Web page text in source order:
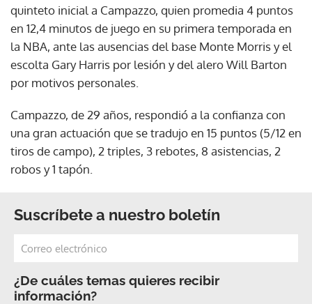
quinteto inicial a Campazzo, quien promedia 4 puntos
en 12,4 minutos de juego en su primera temporada en
la NBA, ante las ausencias del base Monte Morris y el
escolta Gary Harris por lesión y del alero Will Barton
por motivos personales.
Campazzo, de 29 años, respondió a la confianza con
una gran actuación que se tradujo en 15 puntos (5/12 en
tiros de campo), 2 triples, 3 rebotes, 8 asistencias, 2
robos y 1 tapón.
Suscríbete a nuestro boletín
¿De cuáles temas quieres recibir
información?